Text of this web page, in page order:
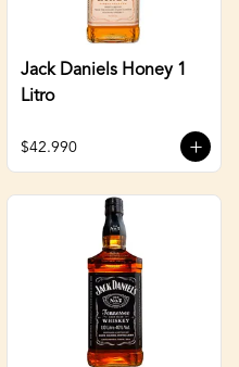
Jack Daniels Honey 1
Litro
$42.990